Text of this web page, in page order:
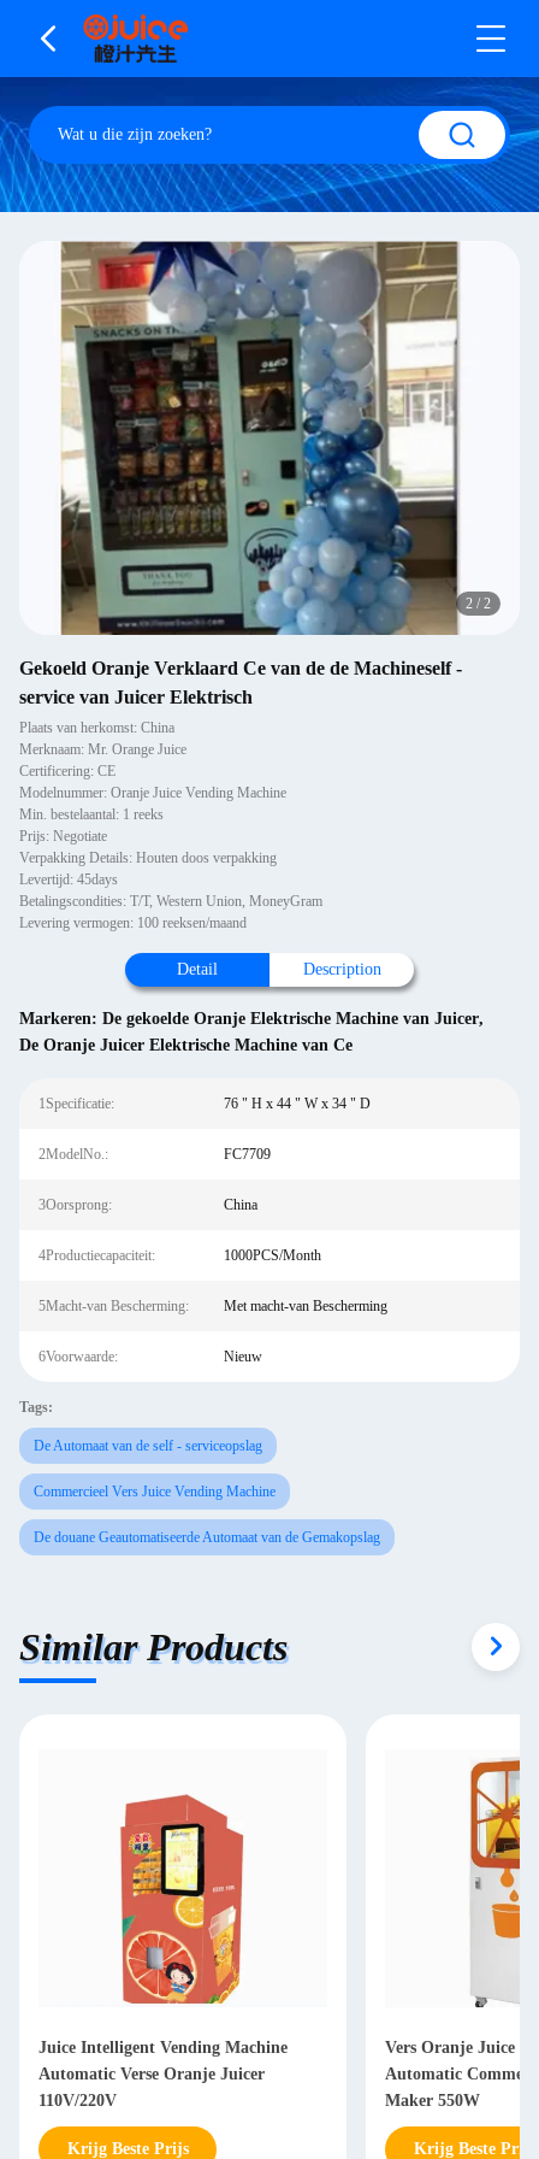
2 / 2
Gekoeld Oranje Verklaard Ce van de de Machineself -
service van Juicer Elektrisch
Plaats van herkomst: China
Merknaam: Mr. Orange Juice
Certificering: CE
Modelnummer: Oranje Juice Vending Machine
Min. bestelaantal: 1 reeks
Prijs: Negotiate
Verpakking Details: Houten doos verpakking
Levertijd: 45days
Betalingscondities: T/T, Western Union, MoneyGram
Levering vermogen: 100 reeksen/maand
Detail Description
Markeren: De gekoelde Oranje Elektrische Machine van Juicer,
De Oranje Juicer Elektrische Machine van Ce
1Specificatie: 76 " H x 44 " W x 34 " D
2ModelNo.: FC7709
3Oorsprong: China
4Productiecapaciteit: 1000PCS/Month
5Macht-van Bescherming: Met macht-van Bescherming
6Voorwaarde: Nieuw
Tags:
De Automaat van de self - serviceopslag
Commercieel Vers Juice Vending Machine
De douane Geautomatiseerde Automaat van de Gemakopslag
Similar Products
Juice Intelligent Vending Machine
Automatic Verse Oranje Juicer
110V/220V
Krijg Beste Prijs
Vers Oranje Juice
Automatic
Maker 550W
Krijg Beste Prijs